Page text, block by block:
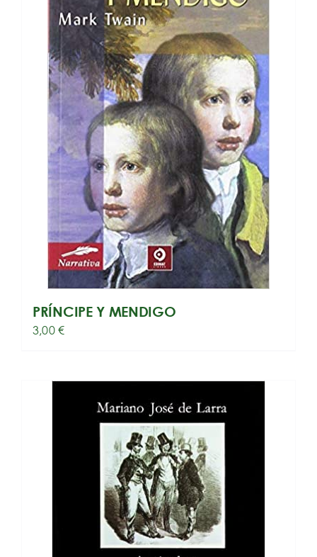
PRÍNCIPE Y MENDIGO
3,00€